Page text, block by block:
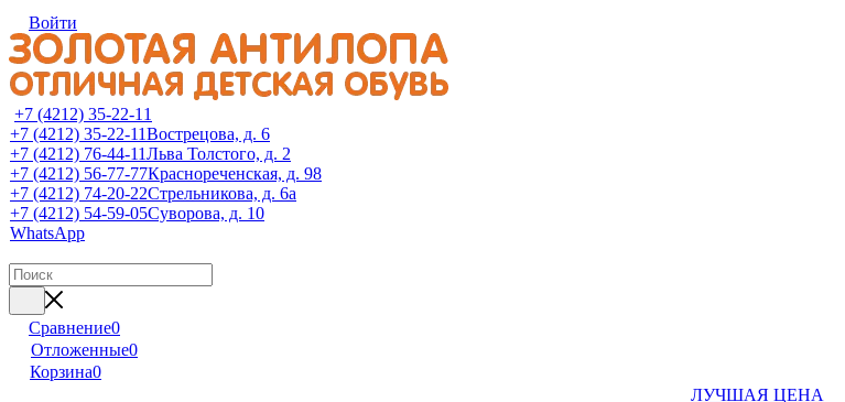
Войти
+7 (4212) 35-22-11
+7 (4212) 35-22-11Вострецова, д. 6
+7 (4212) 76-44-11Льва Толстого, д. 2
+7 (4212) 56-77-77Краснореченская, д. 98
+7 (4212) 74-20-22Стрельникова, д. 6а
+7 (4212) 54-59-05Суворова, д. 10
WhatsApp
Сравнение0
Отложенные0
Корзина0
ЛУЧШАЯ ЦЕНА